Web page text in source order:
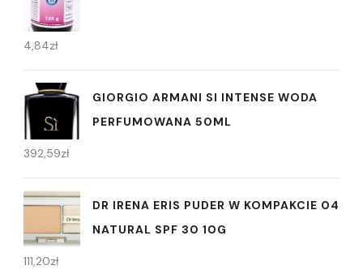
4,84zł
GIORGIO ARMANI SI INTENSE WODA
PERFUMOWANA 50ML
392,59zł
DR IRENA ERIS PUDER W KOMPAKCIE 04
NATURAL SPF 30 10G
111,20zł